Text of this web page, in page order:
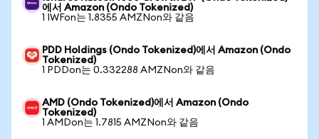
에서 Amazon (Ondo Tokenized)
1 IWFon는 1.8355 AMZNon와 같음
PDD Holdings (Ondo Tokenized)에서 Amazon (Ondo
Tokenized)
1 PDDon는 0.332288 AMZNon와 같음
AMD (Ondo Tokenized)에서 Amazon (Ondo
Tokenized)
1 AMDon는 1.7815 AMZNon와 같음